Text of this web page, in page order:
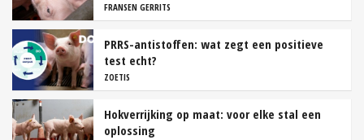
FRANSEN GERRITS
PRRS-antistoffen: wat zegt een positieve
test echt?
ZOETIS
Hokverrijking op maat: voor elke stal een
oplossing